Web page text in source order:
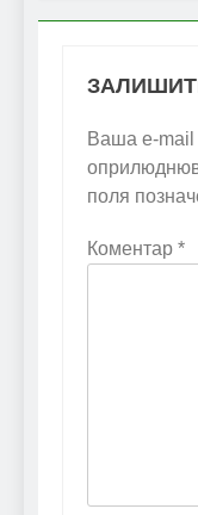
Ваша e-mail
поля
Коментар *